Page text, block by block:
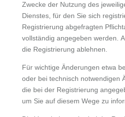
Zwecke der Nutzung des
Dienstes, für den Sie sich
Registrierung abgefragten
vollständig angegeben werden.
die Registrierung ablehnen.
Für wichtige Änderungen etwa
oder bei technisch notwendigen
die bei der Registrierung
um Sie auf diesem Wege zu